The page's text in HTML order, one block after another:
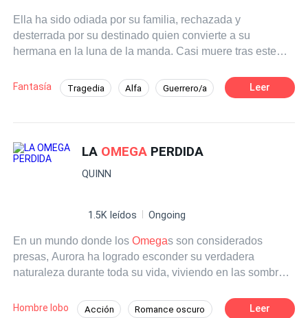
Ella ha sido odiada por su familia, rechazada y
desterrada por su destinado quien convierte a su
hermana en la luna de la manda. Casi muere tras este
habitación desconocida. No sabe qué va ha hacer ahora
ni como será su vida. ¿Qué hará cuando su destinado
su corazón?
Fantasía Tragedia Alfa Guerrero/a Leer
LA OMEGA PERDIDA
QUINN
1.5K leídos Ongoing
En un mundo donde losOmegas son considerados
presas, Aurora ha logrado esconder su verdadera
naturaleza durante toda su vida, viviendo en las sombras
revelado por un Alfa despiadado y peligroso, quien no
Hombre lobo Acción Romance oscuro Leer